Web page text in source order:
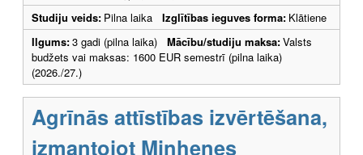
Studiju veids: Pilna laika Izglītības ieguves forma: Klātiene
Ilgums:3 gadi (pilna laika) Mācību/studiju maksa:Valsts
budžets vai maksas: 1600 EUR semestrī (pilna laika)
(2026./27.)
Agrīnās attīstības izvērtēšana,
izmantojot Minhenes